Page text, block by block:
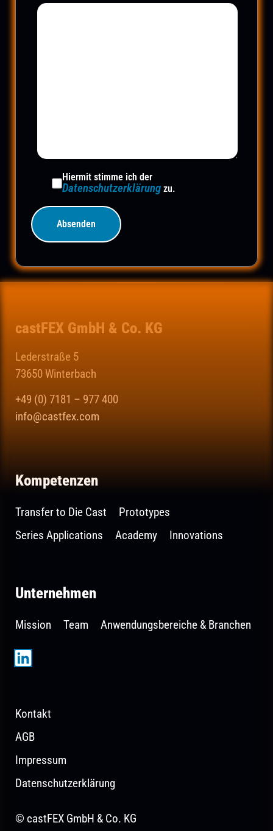
Hiermit stimme ich der
Datenschutzerklärung zu.
castFEX GmbH & Co. KG
Lederstraße 5
73650 Winterbach
+49 (0) 7181 – 977 400
info@castfex.com
Kompetenzen
Transfer to Die Cast
Prototypes
Series Applications
Academy Innovations
Unternehmen
Mission Team Anwendungsbereiche & Branchen
Kontakt
AGB
Impressum
Datenschutzerklärung
© castFEX GmbH & Co. KG